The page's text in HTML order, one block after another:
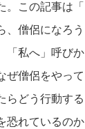
。この記事は
、僧侶になろ
「私へ」呼び
ぜ僧侶をやっ
らどう行動す
恐れているの